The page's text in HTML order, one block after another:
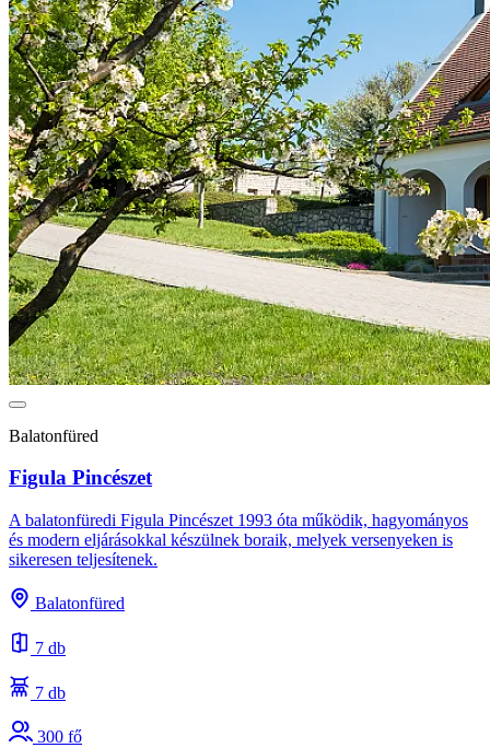
Balatonfüred
Figula Pincészet
A balatonfüredi Figula Pincészet 1993 óta működik, hagyományos
és modern eljárásokkal készülnek boraik, melyek versenyeken is
sikeresen teljesítenek.
Balatonfüred
7 db
7 db
300 fő